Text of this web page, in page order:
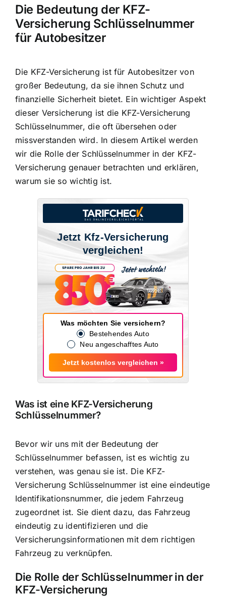
Die Bedeutung der KFZ-
Versicherung Schlüsselnummer
für Autobesitzer
Die KFZ-Versicherung ist für Autobesitzer von
großer Bedeutung, da sie ihnen Schutz und
finanzielle Sicherheit bietet. Ein wichtiger Aspekt
dieser Versicherung ist die KFZ-Versicherung
Schlüsselnummer, die oft übersehen oder
missverstanden wird. In diesem Artikel werden
wir die Rolle der Schlüsselnummer in der KFZ-
Versicherung genauer betrachten und erklären,
warum sie so wichtig ist.
Jetzt Kfz-Versicherung
vergleichen!
Was möchten Sie versichern?
Bestehendes Auto
Neu angeschafftes Auto
Jetzt kostenlos vergleichen »
Was ist eine KFZ-Versicherung
Schlüsselnummer?
Bevor wir uns mit der Bedeutung der
Schlüsselnummer befassen, ist es wichtig zu
verstehen, was genau sie ist. Die KFZ-
Versicherung Schlüsselnummer ist eine eindeutige
Identifikationsnummer, die jedem Fahrzeug
zugeordnet ist. Sie dient dazu, das Fahrzeug
eindeutig zu identifizieren und die
Versicherungsinformationen mit dem richtigen
Fahrzeug zu verknüpfen.
Die Rolle der Schlüsselnummer in der
KFZ-Versicherung